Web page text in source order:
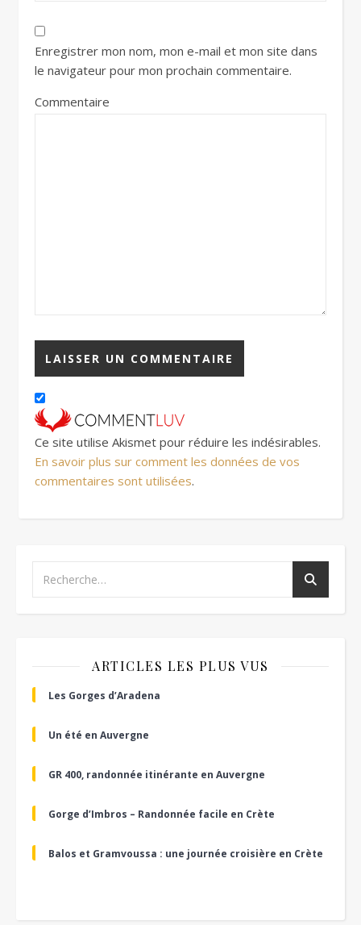
Enregistrer mon nom, mon e-mail et mon site dans
le navigateur pour mon prochain commentaire.
Commentaire
Ce site utilise Akismet pour réduire les indésirables.
En savoir plus sur comment les données de vos
commentaires sont utilisées.
ARTICLES LES PLUS VUS
Les Gorges d’Aradena
Un été en Auvergne
GR 400, randonnée itinérante en Auvergne
Gorge d’Imbros – Randonnée facile en Crète
Balos et Gramvoussa : une journée croisière en Crète